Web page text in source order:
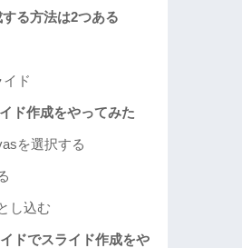
る方法は2つある
ド
ド作成をやってみた
を選択する
し込む
ドでスライド作成をや